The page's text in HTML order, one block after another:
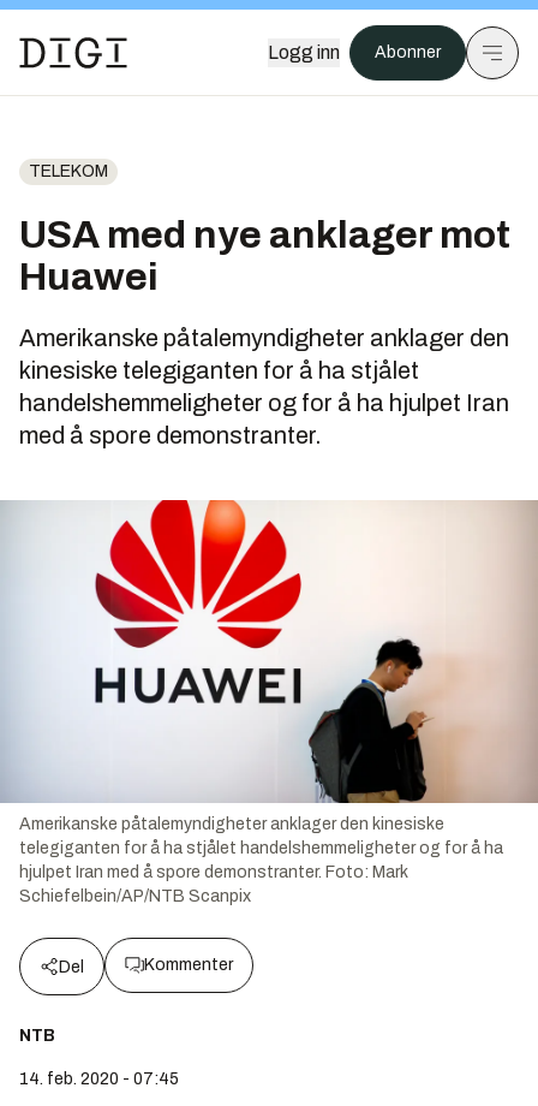
Logg inn Abonner
TELEKOM
USA med nye anklager mot
Huawei
Amerikanske påtalemyndigheter anklager den
kinesiske telegiganten for å ha stjålet
handelshemmeligheter og for å ha hjulpet Iran
med å spore demonstranter.
Amerikanske påtalemyndigheter anklager den kinesiske
telegiganten for å ha stjålet handelshemmeligheter og for å ha
hjulpet Iran med å spore demonstranter. Foto: Mark
Schiefelbein/AP/NTB Scanpix
Del Kommenter
NTB
14. feb. 2020 - 07:45